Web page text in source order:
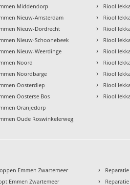
Middendorp
Nieuw-Amsterdam
Nieuw-Dordrecht
Nieuw-Schoonebeek
Nieuw-Weerdinge
Noord
Noordbarge
Oosterdiep
Oosterse Bos
Oranjedorp
Oude Roswinkelerweg
› Riool
› Riool
› Riool
› Riool
› Riool
› Riool
› Riool
› Riool
› Riool
Emmen Zwartemeer
Emmen Zwartemeer
›
›